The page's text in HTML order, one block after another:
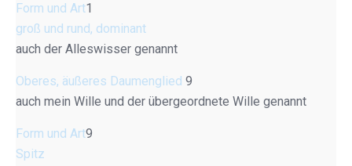
Form und Art1
groß und rund, dominant
auch der Alleswisser genannt
Oberes, äußeres Daumenglied 9
auch mein Wille und der übergeordnete Wille genannt
Form und Art9
Spitz